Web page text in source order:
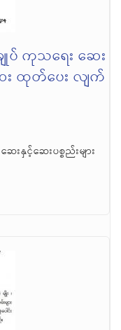
ျုပ် ကုသရေး ဆေး
ေး ထုတ်ပေး လျက်
းနှင့်ဆေးပစ္စည်းများ